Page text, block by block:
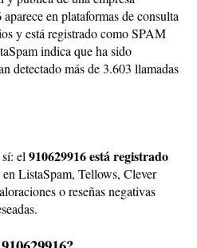
aparece en plataformas de consulta
y está registrado como SPAM
indica que ha sido
detectado más de 3.603 llamadas
sí: el 910629916 está registrado
en ListaSpam, Tellows, Clever
o reseñas negativas